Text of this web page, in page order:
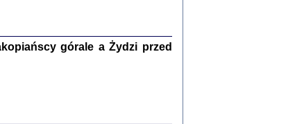
górale a Żydzi przed